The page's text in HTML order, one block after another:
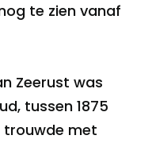
te zien vanaf
Zeerust was
tussen 1875
trouwde met